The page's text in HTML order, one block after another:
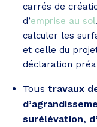
carrés de
d’emprise au sol
calculer les
et celle du
déclaration
Tous travaux
surélévation,